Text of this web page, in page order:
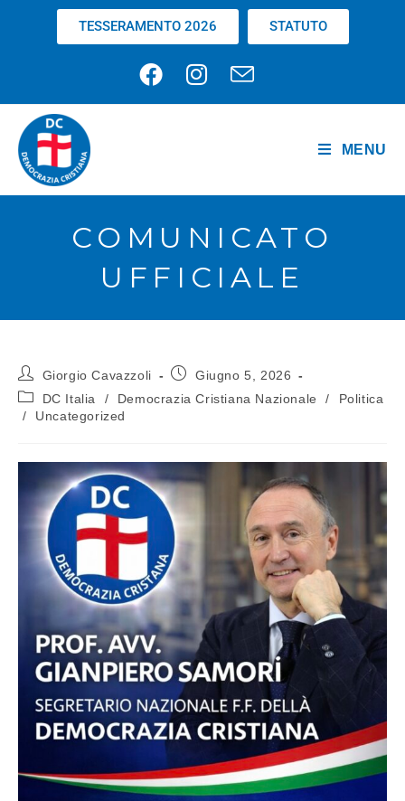
TESSERAMENTO 2026 STATUTO
MENU
COMUNICATO
UFFICIALE
Giorgio Cavazzoli
Giugno 5, 2026
DC Italia
/ Democrazia Cristiana Nazionale /
Politica
/
Uncategorized